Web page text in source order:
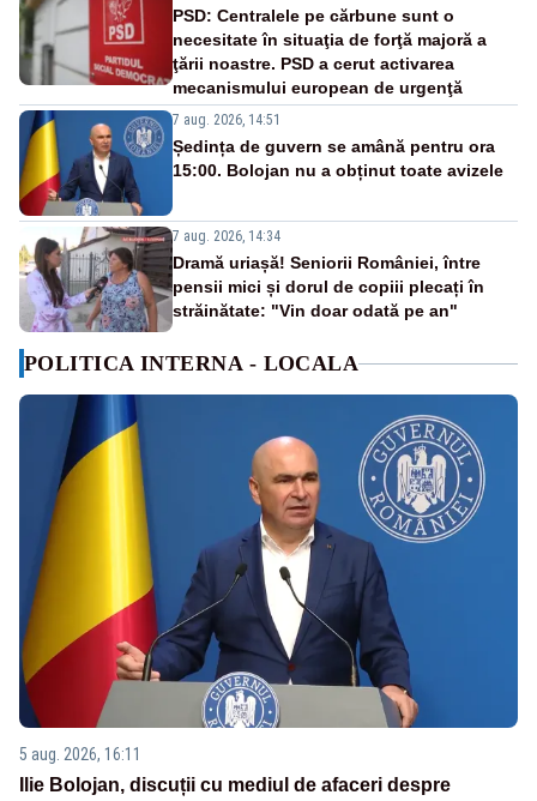
PSD: Centralele pe cărbune sunt o
necesitate în situaţia de forţă majoră a
ţării noastre. PSD a cerut activarea
mecanismului european de urgenţă
7 aug. 2026, 14:51
Ședința de guvern se amână pentru ora
15:00. Bolojan nu a obținut toate avizele
7 aug. 2026, 14:34
Dramă uriașă! Seniorii României, între
pensii mici și dorul de copiii plecați în
străinătate: "Vin doar odată pe an"
POLITICA INTERNA - LOCALA
5 aug. 2026, 16:11
Ilie Bolojan, discuții cu mediul de afaceri despre